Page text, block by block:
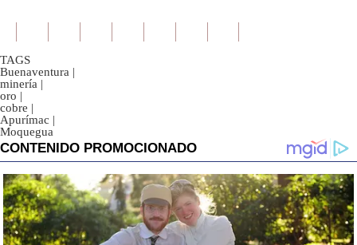
TAGS
Buenaventura |
minería |
oro |
cobre |
Apurímac |
Moquegua